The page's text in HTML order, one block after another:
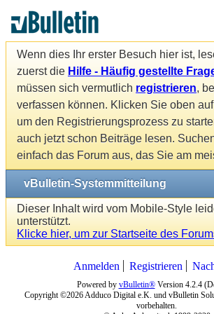
Wenn dies Ihr erster Besuch hier ist,
zuerst die Hilfe - Häufig gestellte
müssen sich vermutlich registrieren,
verfassen können. Klicken Sie oben
um den Registrierungsprozess zu
auch jetzt schon Beiträge lesen.
einfach das Forum aus, das Sie am
vBulletin-Systemmitteilung
Dieser Inhalt wird vom Mobile-Style
unterstützt.
Klicke hier, um zur Startseite des
Anmelden Registrieren
Powered by vBulletin®Version 4.2.4
Copyright ©2026 Adduco Digital e.K. und vBulletin
vorbehalten.